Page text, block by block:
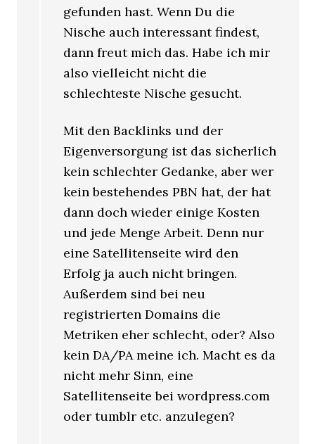
gefunden hast. Wenn Du die
Nische auch interessant findest,
dann freut mich das. Habe ich mir
also vielleicht nicht die
schlechteste Nische gesucht.
Mit den Backlinks und der
Eigenversorgung ist das sicherlich
kein schlechter Gedanke, aber wer
kein bestehendes PBN hat, der hat
dann doch wieder einige Kosten
und jede Menge Arbeit. Denn nur
eine Satellitenseite wird den
Erfolg ja auch nicht bringen.
Außerdem sind bei neu
registrierten Domains die
Metriken eher schlecht, oder? Also
kein DA/PA meine ich. Macht es da
nicht mehr Sinn, eine
Satellitenseite bei wordpress.com
oder tumblr etc. anzulegen?